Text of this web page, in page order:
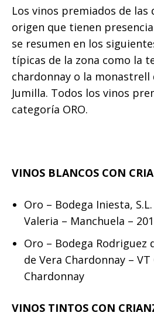
Los vinos premiados de las
origen que tienen
se resumen en los
típicas de la zona como la
chardonnay o la monastrell
Jumilla. Todos los vinos
categoría ORO.
VINOS BLANCOS CON
Oro – Bodega Iniesta,
Valeria – Manchuela –
Oro – Bodega Rodriguez
de Vera Chardonnay –
Chardonnay
VINOS TINTOS CON